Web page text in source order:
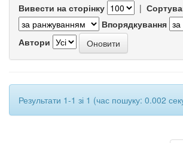
Вивести на сторінку |
Впорядкування
Автори
Результати 1-1 зі 1 (час пошуку: 0.002